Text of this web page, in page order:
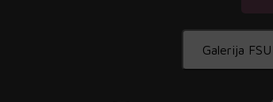
Galerija FSU